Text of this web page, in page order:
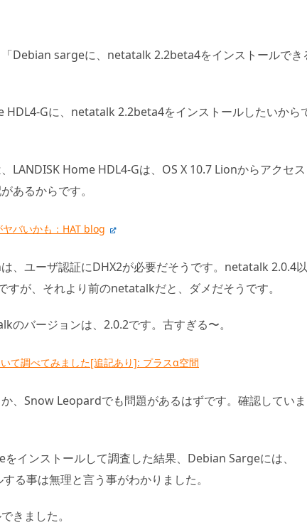
Debian sargeに、netatalk 2.2beta4をインストールでき
HDL4-Gに、netatalk 2.2beta4をインストールしたいから
LANDISK Home HDL4-Gは、OS X 10.7 Lionからアクセス
あるからです。
バいかも：HAT blog
、ユーザ認証にDHX2が必要だそうです。netatalk 2.0.4以
すが、それより前のnetatalkだと、ダメだそうです。
のバージョンは、2.0.2です。古すぎる〜。
て調べてみました[追記あり]: プラスα空間
、Snow Leopardでも問題があるはずです。確認していま
インストールして調査した結果、Debian Sargeには、
る事は無理と言う事がわかりました。
きました。